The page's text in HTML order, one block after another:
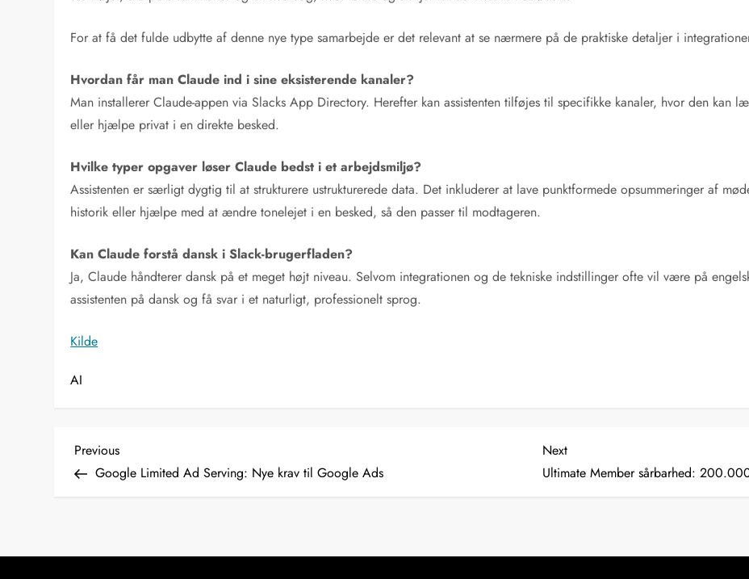
For at få det fulde udbytte af denne nye type samarbejde er det relevant at se nærmere på de praktiske detaljer i
Hvordan får man Claude ind i sine eksisterende kanaler?
Man installerer Claude-appen via Slacks App Directory. Herefter kan assistenten tilføjes til specifikke kanaler, hvor den kan
eller hjælpe privat i en direkte besked.
Hvilke typer opgaver løser Claude bedst i et arbejdsmiljø?
Assistenten er særligt dygtig til at strukturere ustrukturerede data. Det inkluderer at lave punktformede opsummeringer af
historik eller hjælpe med at ændre tonelejet i en besked, så den passer til modtageren.
Kan Claude forstå dansk i Slack-brugerfladen?
Ja, Claude håndterer dansk på et meget højt niveau. Selvom integrationen og de tekniske indstillinger ofte vil være på
assistenten på dansk og få svar i et naturligt, professionelt sprog.
Kilde
AI
I
l
Previous
Post
Previous
Google Limited Ad Serving: Nye krav til Google Ads
Next
Post
Next
Ultimate Member sårbarhed: